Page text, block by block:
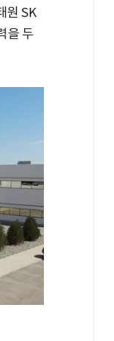
원 SK
을 두